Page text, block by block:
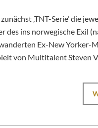
‚TNT-Serie‘ die
des ins norwegische Exil
Ex-New Yorker-
von Multitalent Steven